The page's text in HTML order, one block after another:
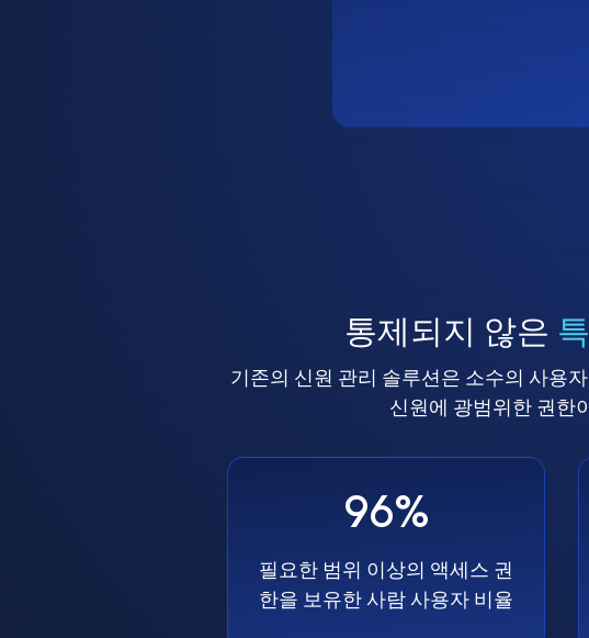
통제되지 않은
기존의 신원 관리 솔루션은 소수의 사용
신원에 광범위한 권한
96%
필요한 범위 이상의 액세스 권
한을 보유한 사람 사용자 비율